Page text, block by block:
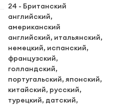
24 - Британский
английский,
американский
английский, итальянский,
немецкий, испанский,
французский,
голландский,
португальский, японский,
китайский, русский,
турецкий, датский,